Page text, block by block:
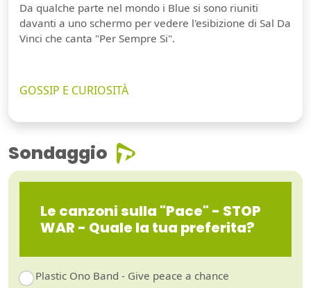
Da qualche parte nel mondo i Blue si sono riuniti
davanti a uno schermo per vedere l'esibizione di Sal Da
Vinci che canta "Per Sempre Si".
GOSSIP E CURIOSITÀ
Sondaggio
Le canzoni sulla "Pace" - STOP
WAR - Quale la tua preferita?
Plastic Ono Band - Give peace a chance